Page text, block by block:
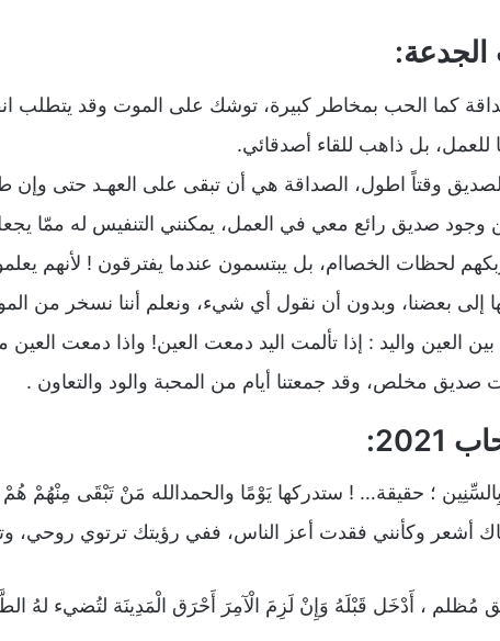
كما الحب بمخاطر كبيرة، توشك على الموت وقد يتطلب
للعمل، بل ذاهب للقاء أصدقائي.
وقتاً اطول، الصداقة هي أن تبقى على العهـد حتى
صديق رائع معي في العمل، يمكنني التنفيس له ممّا
لحظات الخصاام، بل يبتسمون عندما يفترقون ! لأنهم
إلى بعضنا، وبدون أن نقول أي شيء، ونعلم أننا نسخر من
بين العين واليد : إذا تألمت اليد دمعت العين! واذا دمعت العين
مخلص، وقد جمعتنا أيام من المحبة والود والتعاون .
؛ حقيقة… ! ستدركها يَوْمًا والحمدالله مَنْ تَبْقَى مِنْهُمْ هُمْ
أشعر وكأنني فقدت أعز الناس، ففي رؤيتك ترتوي
مُظلم ، أَدْخَل قَبْلَهُ وَإِنْ لَزِمَ الْآمِرَ أَحْرَق الْمَدِينَة لتُضيء لهُ